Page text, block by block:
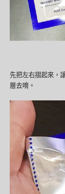
先把左右摺起來，
層去唷。